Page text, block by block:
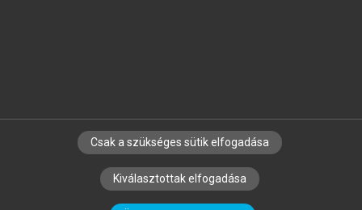
SZERZŐKNEK CÉGEKNEK KÖNYVTÁROSOKNAK
SZERKESZTÉSI ÉS LEKTORÁLÁSI ALAPELVEK
Csak a szükséges sütik elfogadása
Kiválasztottak elfogadása